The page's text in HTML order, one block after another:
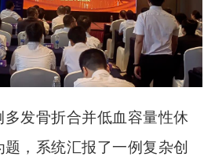
多发骨折合并低血容量性休
，系统汇报了一例复杂创